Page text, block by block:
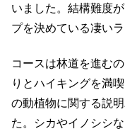
いました。結構難度
プを決めている凄い
コースは林道を進む
りとハイキングを満
の動植物に関する説
た。シカやイノシシ